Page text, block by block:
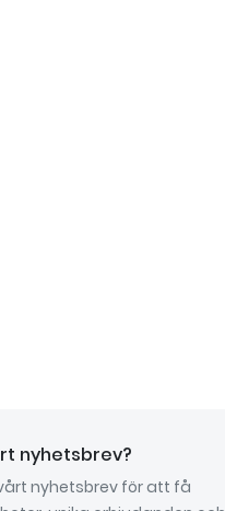
nyhetsbrev?
nyhetsbrev för att få